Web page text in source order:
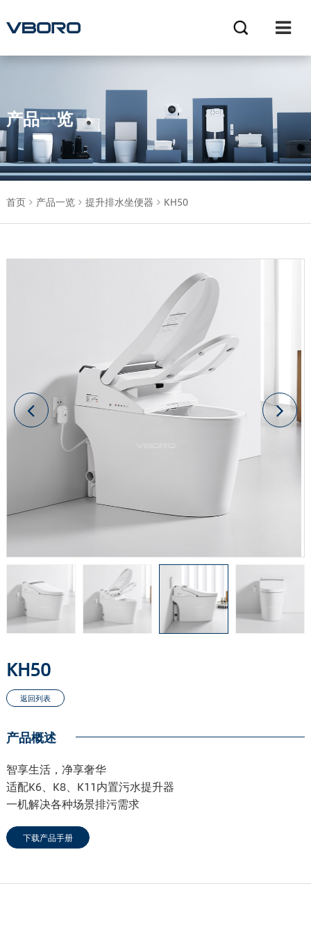
产品一览
PRODUCTS
首页 产品一览 提升排水坐便器 KH50
KH50
产品概述
智享生活，净享奢华
适配K6、K8、K11内置污水提升器
一机解决各种场景排污需求
下载产品手册